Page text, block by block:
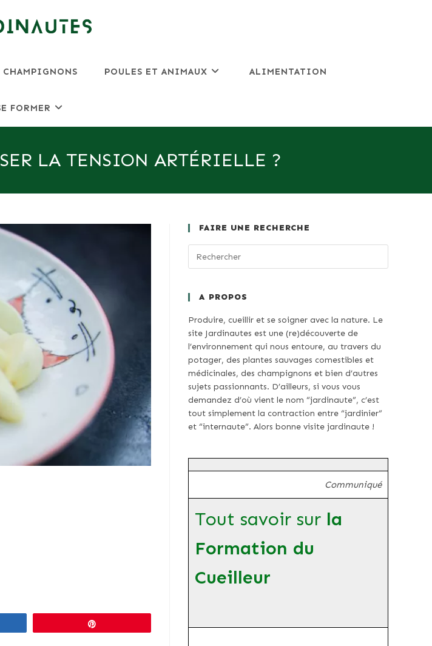
CHAMPIGNONS POULES ET ANIMAUX ALIMENTATION
FORMER
LA TENSION ARTÉRIELLE ?
FAIRE UNE RECHERCHE
A PROPOS
Produire, cueillir et se soigner avec la nature. Le
site Jardinautes est une (re)découverte de
l’environnement qui nous entoure, au travers du
potager, des plantes sauvages comestibles et
médicinales, des champignons et bien d’autres
sujets passionnants. D’ailleurs, si vous vous
demandez d’où vient le nom “jardinaute”, c’est
tout simplement la contraction entre “jardinier”
et “internaute”. Alors bonne visite jardinaute !
Communiqué
Tout savoir sur la
Formation du
Cueilleur